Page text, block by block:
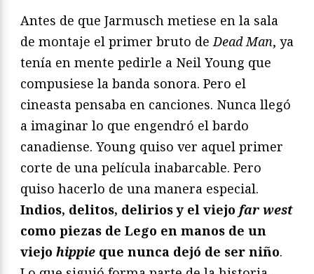
Antes de que Jarmusch metiese en la sala
de montaje el primer bruto de Dead Man, ya
tenía en mente pedirle a Neil Young que
compusiese la banda sonora. Pero el
cineasta pensaba en canciones. Nunca llegó
a imaginar lo que engendró el bardo
canadiense. Young quiso ver aquel primer
corte de una película inabarcable. Pero
quiso hacerlo de una manera especial.
Indios, delitos, delirios y el viejo far west
como piezas de Lego en manos de un
viejo hippie que nunca dejó de ser niño.